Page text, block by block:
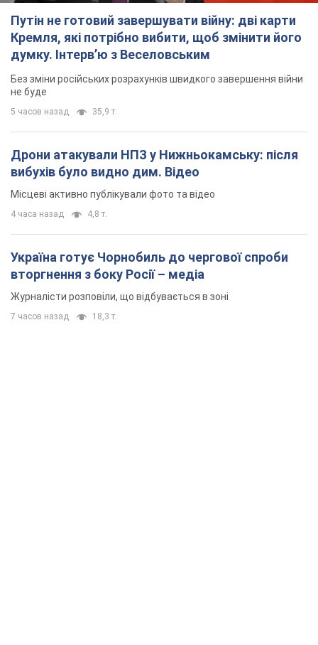
Путін не готовий завершувати війну: дві карти
Кремля, які потрібно вибити, щоб змінити його
думку. Інтерв’ю з Веселовським
Без зміни російських розрахунків швидкого завершення війни
не буде
5 часов назад 35,9 т.
Дрони атакували НПЗ у Нижньокамську: після
вибухів було видно дим. Відео
Місцеві активно публікували фото та відео
4 часа назад 4,8 т.
Україна готує Чорнобиль до чергової спроби
вторгнення з боку Росії – медіа
Журналісти розповіли, що відбувається в зоні
7 часов назад 18,3 т.